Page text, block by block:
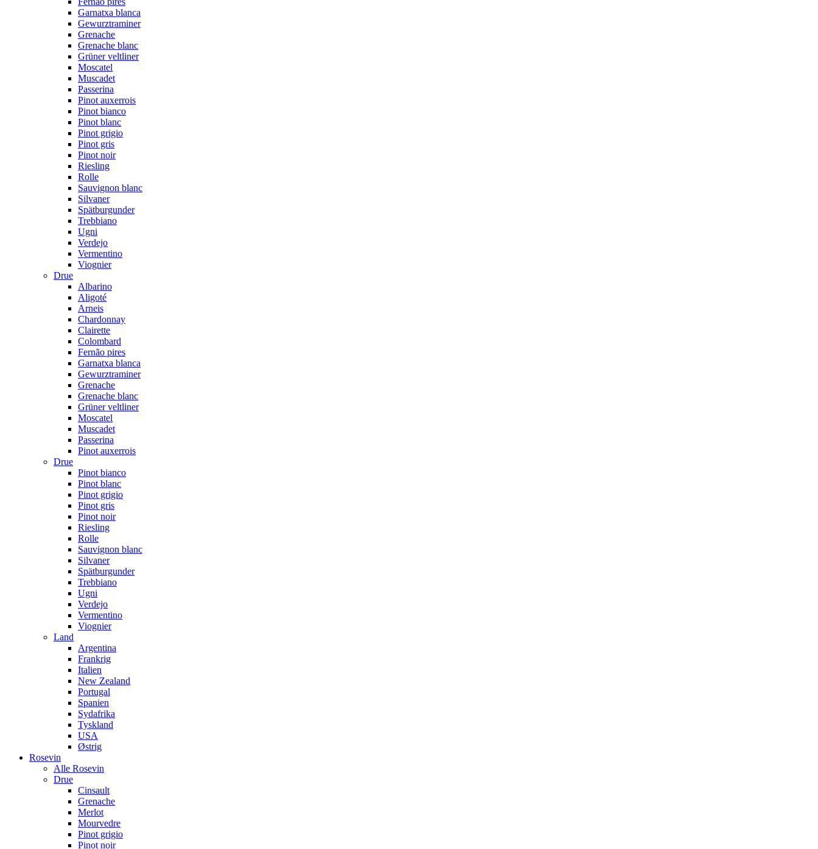
Garnatxa blanca
Gewurztraminer
Grenache
Grenache blanc
Grüner veltliner
Moscatel
Muscadet
Passerina
Pinot auxerrois
Pinot bianco
Pinot blanc
Pinot grigio
Pinot gris
Pinot noir
Riesling
Rolle
Sauvignon blanc
Silvaner
Spätburgunder
Trebbiano
Ugni
Verdejo
Vermentino
Viognier
Drue
Albarino
Aligoté
Arneis
Chardonnay
Clairette
Colombard
Fernão pires
Garnatxa blanca
Gewurztraminer
Grenache
Grenache blanc
Grüner veltliner
Moscatel
Muscadet
Passerina
Pinot auxerrois
Drue
Pinot bianco
Pinot blanc
Pinot grigio
Pinot gris
Pinot noir
Riesling
Rolle
Sauvignon blanc
Silvaner
Spätburgunder
Trebbiano
Ugni
Verdejo
Vermentino
Viognier
Land
Argentina
Frankrig
Italien
New Zealand
Portugal
Spanien
Sydafrika
Tyskland
USA
Østrig
Rosevin
Alle Rosevin
Drue
Cinsault
Grenache
Merlot
Mourvedre
Pinot grigio
Pinot noir